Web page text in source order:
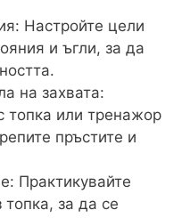
Настройте цели
и ъгли, за да
на захвата:
топка или тренажор
пръстите и
Практикувайте
топка, за да се